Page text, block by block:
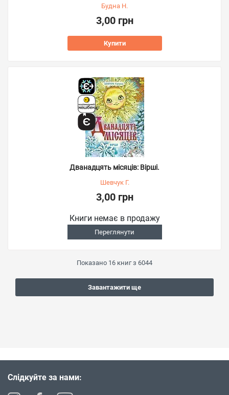
Будна Н.
3,00 грн
Купити
Дванадцять місяців: Вірші.
Шевчук Г.
3,00 грн
Книги немає в продажу
Переглянути
Показано 16 книг з 6044
Завантажити ще
Слідкуйте за нами: